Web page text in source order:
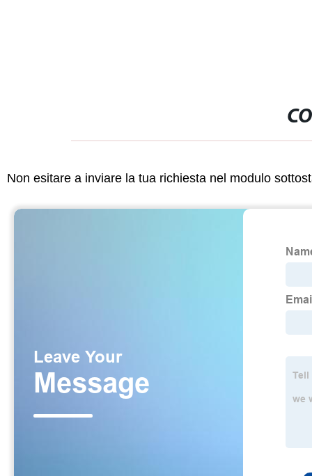
Non esitare a inviare la tua richiesta nel modulo